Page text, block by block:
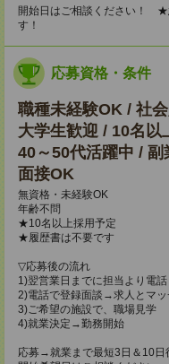
開始日はご相談ください！
す！
応募資格・条件
職種未経験OK / 社
大学生歓迎 / 10名以
40～50代活躍中 / 副
面接OK
無資格・未経験OK
年齢不問
★10名以上採用予定
★履歴書は不要です
▽応募後の流れ
1)翌営業日までに担当より電
2)電話で登録面談→求人とマッ
3)ご希望の施設で、職場見学
4)就業決定→勤務開始
応募→就業まで最短3日＆10日